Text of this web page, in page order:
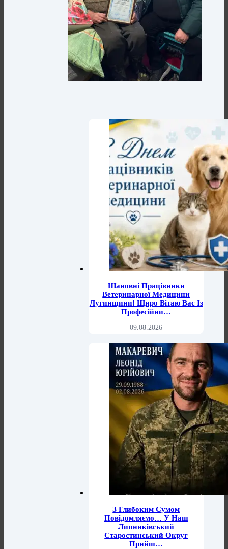
Шановні Працівники
Ветеринарної Медицини
Лугинщини! Щиро Вітаю Вас Із
Професійни…
09.08.2026
З Глибоким Сумом
Повідомляємо… У Наш
Липниківський
Старостинський Округ
Прийш…